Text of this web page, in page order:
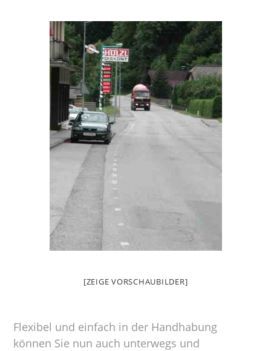
[ZEIGE VORSCHAUBILDER]
Flexibel und einfach in der Handhabung
können Sie nun auch unterwegs und